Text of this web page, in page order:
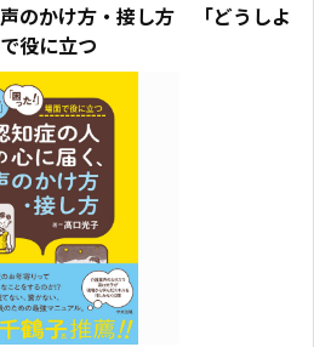
のかけ方・接し方 「どうしよ
役に立つ